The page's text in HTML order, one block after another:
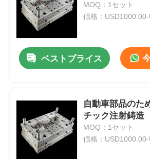
MOQ：1セット
価格：
ベストプライス
自動車部品のた
チック注射鋳造
MOQ：1セット
価格：